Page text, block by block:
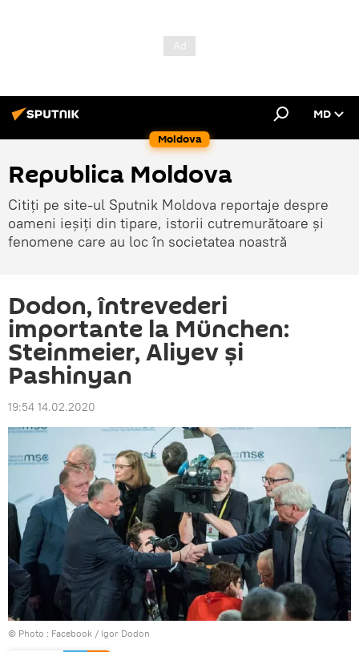
Moldova
MD
Republica Moldova
Citiți pe site-ul Sputnik Moldova reportaje despre
oameni ieșiți din tipare, istorii cutremurătoare și
fenomene care au loc în societatea noastră
Dodon, întrevederi
importante la München:
Steinmeier, Aliyev și
Pashinyan
19:54 14.02.2020
© Photo : Facebook / Igor Dodon